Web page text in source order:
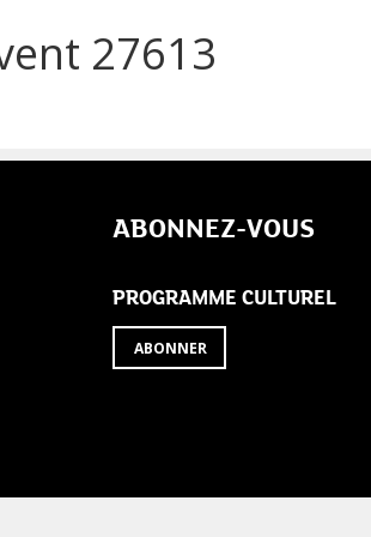
27613
ABONNEZ-VOUS
PROGRAMME CULTUREL
ABONNER